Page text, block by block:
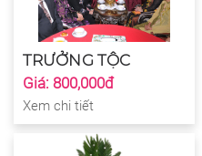
TRƯỞNG TỘC
Giá: 800,000đ
Xem chi tiết